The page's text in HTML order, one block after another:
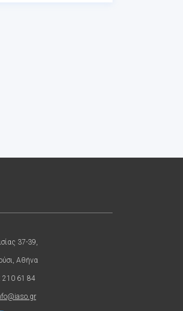
37-39,
Αθήνα
210 61 84